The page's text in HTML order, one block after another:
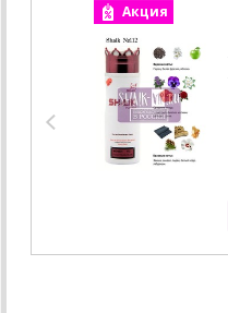
Акция